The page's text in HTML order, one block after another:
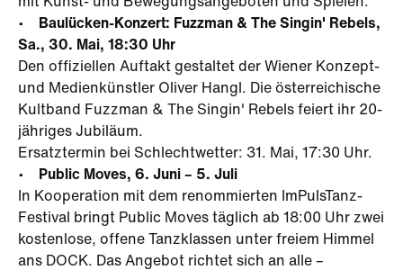
• Baulücken-Konzert: Fuzzman & The Singin' Rebels,
Sa., 30. Mai, 18:30 Uhr
Den offiziellen Auftakt gestaltet der Wiener Konzept-
und Medienkünstler Oliver Hangl. Die österreichische
Kultband Fuzzman & The Singin' Rebels feiert ihr 20-
jähriges Jubiläum.
Ersatztermin bei Schlechtwetter: 31. Mai, 17:30 Uhr.
• Public Moves, 6. Juni – 5. Juli
In Kooperation mit dem renommierten ImPulsTanz-
Festival bringt Public Moves täglich ab 18:00 Uhr zwei
kostenlose, offene Tanzklassen unter freiem Himmel
ans DOCK. Das Angebot richtet sich an alle –